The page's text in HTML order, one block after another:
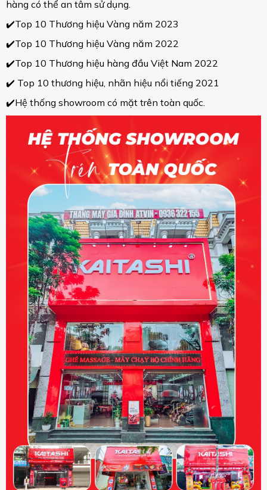
hàng có thể an tâm sử dụng.
✔️Top 10 Thương hiệu Vàng năm 2023
✔️Top 10 Thương hiệu Vàng năm 2022
✔️Top 10 Thương hiệu hàng đầu Việt Nam 2022
✔️ Top 10 thương hiệu, nhãn hiệu nổi tiếng 2021
✔️Hệ thống showroom có mặt trên toàn quốc.